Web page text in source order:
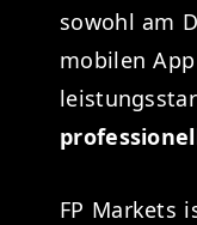
sowohl am
mobilen
FP Markets